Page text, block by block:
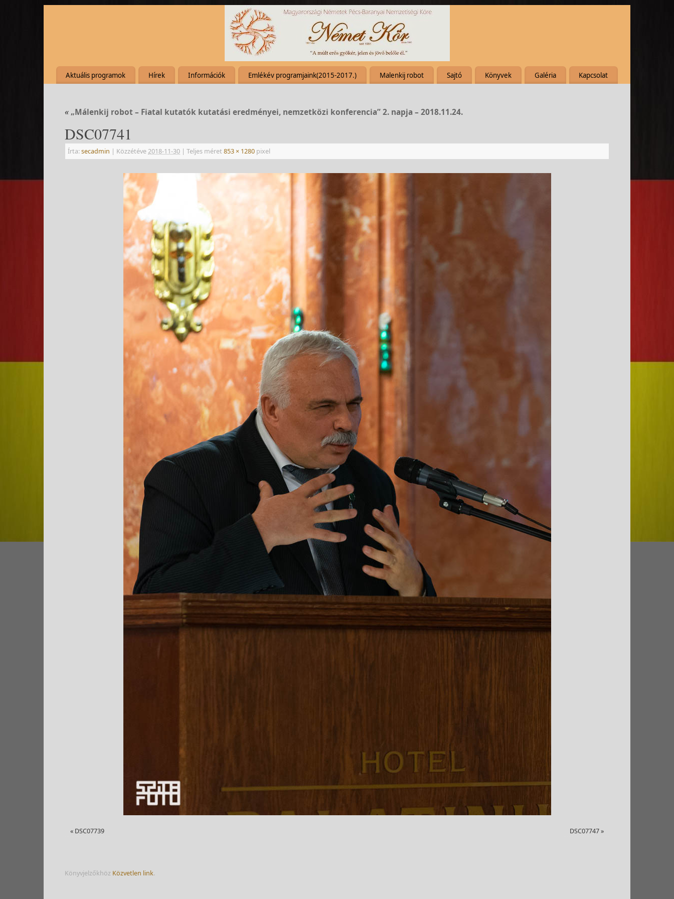
Aktuális programok Hírek Információk Emlékév programjaink(2015-2017.) Malenkij robot Sajtó Könyvek Galéria Kapcsolat
«„Málenkij robot – Fiatal kutatók kutatási eredményei, nemzetközi konferencia” 2. napja – 2018.11.24.
DSC07741
Írta:secadmin | Közzétéve2018-11-30 | Teljes méret 853 × 1280 pixel
« DSC07739 DSC07747»
Könyvjelzőkhöz Közvetlen link.